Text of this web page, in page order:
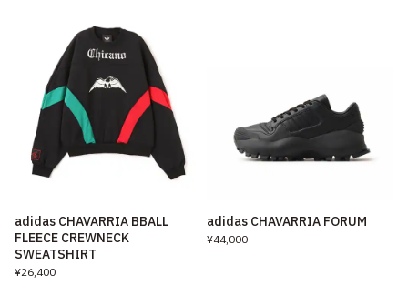
adidas CHAVARRIA BBALL
FLEECE CREWNECK
SWEATSHIRT
¥26,400
adidas CHAVARRIA FORUM
¥44,000